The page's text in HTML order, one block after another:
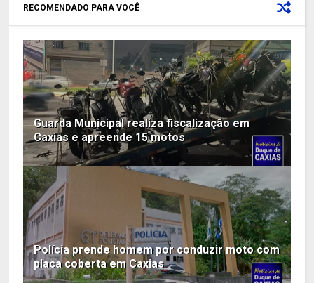
RECOMENDADO PARA VOCÊ
Guarda Municipal realiza fiscalização em
Caxias e apreende 15 motos
Polícia prende homem por conduzir moto com
placa coberta em Caxias